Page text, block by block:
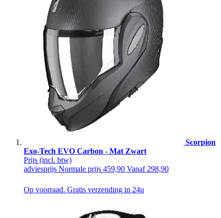
Scorpion
Exo-Tech EVO Carbon - Mat Zwart
Prijs (incl. btw)
adviesprijs Normale prijs 459,90 Vanaf 298,90
Op voorraad. Gratis verzending in 24u